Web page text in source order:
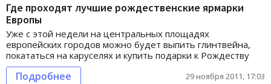
Где проходят лучшие рождественские ярмарки
Европы
Уже с этой недели на центральных площадях
европейских городов можно будет выпить глинтвейна,
покататься на каруселях и купить подарки к Рождеству
Подробнее 29 ноября 2011, 17:03